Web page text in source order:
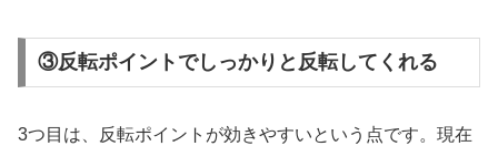
③反転ポイントでしっかりと反転してくれる
3つ目は、反転ポイントが効きやすいという点です。現在